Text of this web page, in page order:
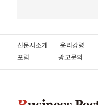
신문사소개 윤리강령
포럼
광고문의